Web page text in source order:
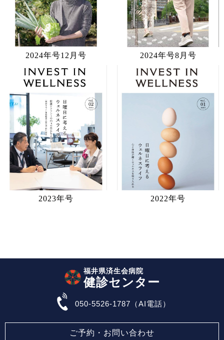
2024年号12月号 2024年号8月号
2023年号 2022年号
福井県済生会病院
健診センター
050-5526-1787（AI電話）
ご予約・お問い合わせ